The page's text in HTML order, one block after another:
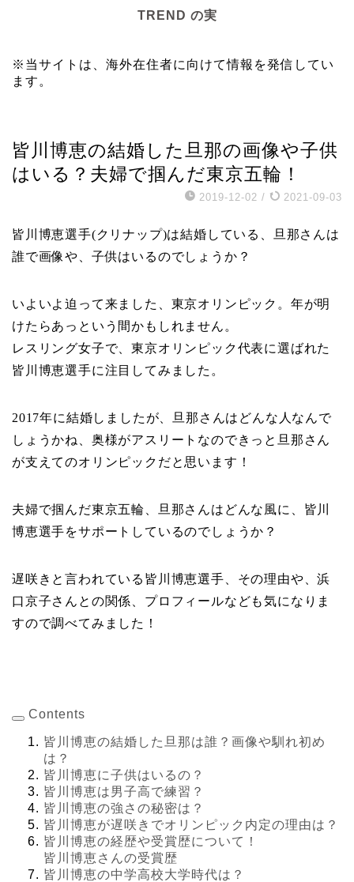
TREND の実
※当サイトは、海外在住者に向けて情報を発信してい
ます。
皆川博恵の結婚した旦那の画像や子供
はいる？夫婦で掴んだ東京五輪！
2019-12-02 / 2021-09-03
皆川博恵選手(クリナップ)は結婚している、旦那さんは
誰で画像や、子供はいるのでしょうか？
いよいよ迫って来ました、東京オリンピック。年が明
けたらあっという間かもしれません。
レスリング女子で、東京オリンピック代表に選ばれた
皆川博恵選手に注目してみました。
2017年に結婚しましたが、旦那さんはどんな人なんで
しょうかね、奥様がアスリートなのできっと旦那さん
が支えてのオリンピックだと思います！
夫婦で掴んだ東京五輪、旦那さんはどんな風に、皆川
博恵選手をサポートしているのでしょうか？
遅咲きと言われている皆川博恵選手、その理由や、浜
口京子さんとの関係、プロフィールなども気になりま
すので調べてみました！
Contents
皆川博恵の結婚した旦那は誰？画像や馴れ初め
は？
皆川博恵に子供はいるの？
皆川博恵は男子高で練習？
皆川博恵の強さの秘密は？
皆川博恵が遅咲きでオリンピック内定の理由は？
皆川博恵の経歴や受賞歴について！
皆川博恵さんの受賞歴
皆川博恵の中学高校大学時代は？